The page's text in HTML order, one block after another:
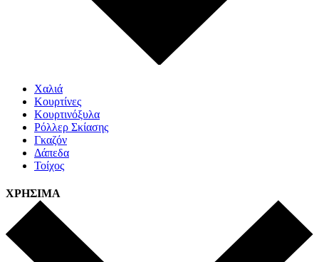
Χαλιά
Κουρτίνες
Κουρτινόξυλα
Ρόλλερ Σκίασης
Γκαζόν
Δάπεδα
Τοίχος
ΧΡΗΣΙΜΑ